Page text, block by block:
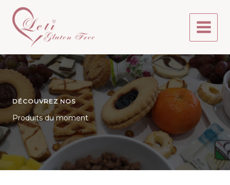
contenu
DÉCOUVREZ NOS
Produits du moment